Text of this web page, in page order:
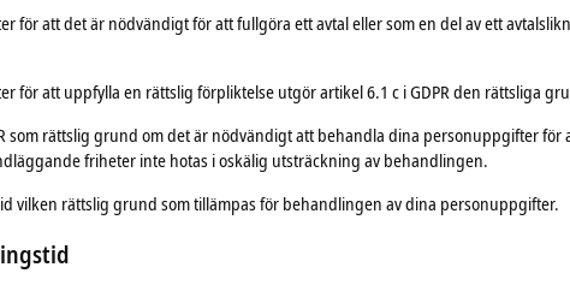
för att det är nödvändigt för att fullgöra ett avtal eller som en del av ett
för att uppfylla en rättslig förpliktelse utgör artikel 6.1 c i GDPR den rättsliga
som rättslig grund om det är nödvändigt att behandla dina personuppgifter
friheter inte hotas i oskälig utsträckning av behandlingen.
vilken rättslig grund som tillämpas för behandlingen av dina personuppgifter.